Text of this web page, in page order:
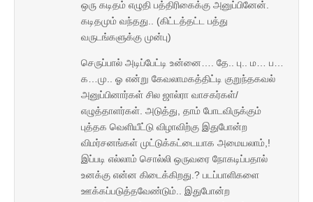
ஒரு கடிதம் எழுதி பத்திரிகைக்கு அனுப்பினேன்.
கடிதமும் வந்தது.. (கிட்டத்தட்ட பத்து
வருடங்களுக்கு முன்பு)
செருப்பால் அடிப்பேட்டி உன்னை…. தே.. பு.. ம… ப…
க…மு.. ஓ என்று கேவலாமகத்திட்டி குறுந்தகவல்
அனுப்பினார்கள் சில ஜால்ரா வாசகர்கள்/
எழுத்தாளர்கள். அடுத்து, தாம் போடவிருக்கும்
புத்தக வெளியீட்டு விழாவிற்கு இதுபோன்ற
விமர்சனங்கள் முட்டுக்கட்டையாக அமையலாம்,!
இப்படி எல்லாம் சொல்லி ஒருவரை நோகடிப்பதால்
உனக்கு என்ன கிடைக்கிறது.? படப்பாளிகளை
ஊக்கப்படுத்தவேண்டும்.. இதுபோன்ற